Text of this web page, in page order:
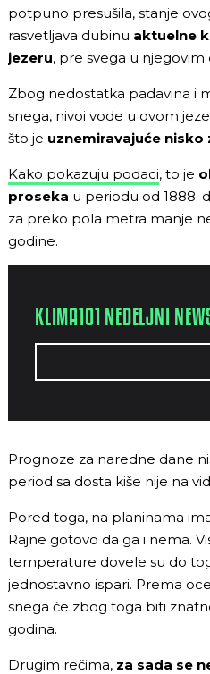
potpuno presušila, stanje
rasvetljava dubinu aktuelne
jezeru, pre svega u
Zbog nedostatka padavina i
snega, nivoi vode u ovom
što je uznemiravajuće
Kako pokazuju podaci, to je
proseka u periodu od 1888.
za preko pola metra manje
godine.
KLIMA101 NEDELJNI
Prognoze za naredne dane
period sa dosta kiše nije na
Pored toga, na planinama
Rajne gotovo da ga i nema.
temperature dovele su do
jednostavno ispari. Prema
snega će zbog toga biti
godina.
Drugim rečima, za sada se